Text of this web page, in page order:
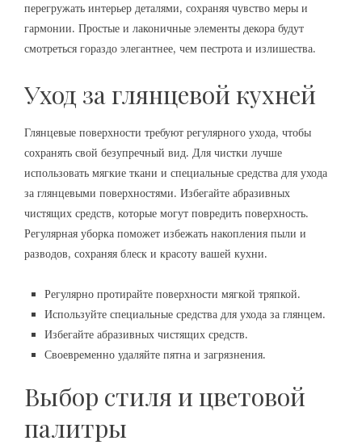
перегружать интерьер деталями, сохраняя чувство меры и
гармонии. Простые и лаконичные элементы декора будут
смотреться гораздо элегантнее, чем пестрота и излишества.
Уход за глянцевой кухней
Глянцевые поверхности требуют регулярного ухода, чтобы
сохранять свой безупречный вид. Для чистки лучше
использовать мягкие ткани и специальные средства для ухода
за глянцевыми поверхностями. Избегайте абразивных
чистящих средств, которые могут повредить поверхность.
Регулярная уборка поможет избежать накопления пыли и
разводов, сохраняя блеск и красоту вашей кухни.
Регулярно протирайте поверхности мягкой тряпкой.
Используйте специальные средства для ухода за глянцем.
Избегайте абразивных чистящих средств.
Своевременно удаляйте пятна и загрязнения.
Выбор стиля и цветовой
палитры